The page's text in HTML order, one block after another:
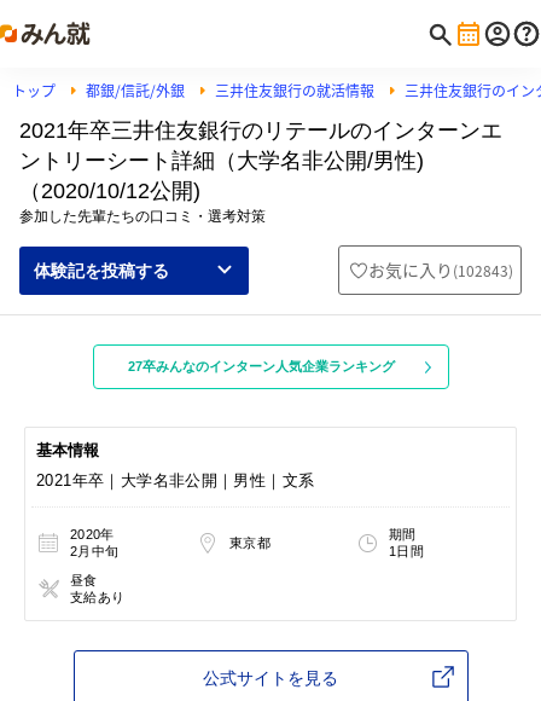
トップ 都銀/信託/外銀 三井住友銀行の就活情報 三井住友銀行のイン
2021年卒三井住友銀行のリテールのインターンエ
ントリーシート詳細（大学名非公開/男性)
（2020/10/12公開)
参加した先輩たちの口コミ・選考対策
体験記を投稿する お気に入り (102843)
27卒みんなのインターン人気企業ランキング
基本情報
2021年卒｜大学名非公開｜男性｜文系
2020年
2月中旬
東京都
期間
1日間
昼食
支給あり
公式サイトを見る